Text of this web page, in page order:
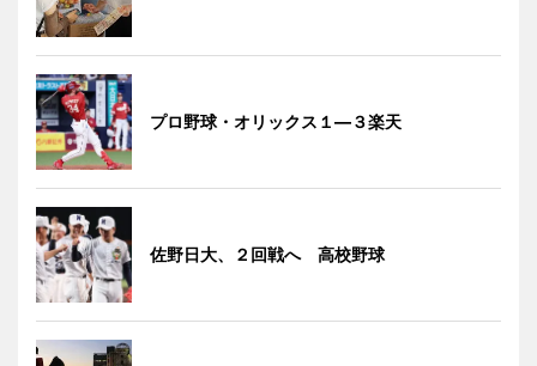
プロ野球・オリックス１―３楽天
佐野日大、２回戦へ 高校野球